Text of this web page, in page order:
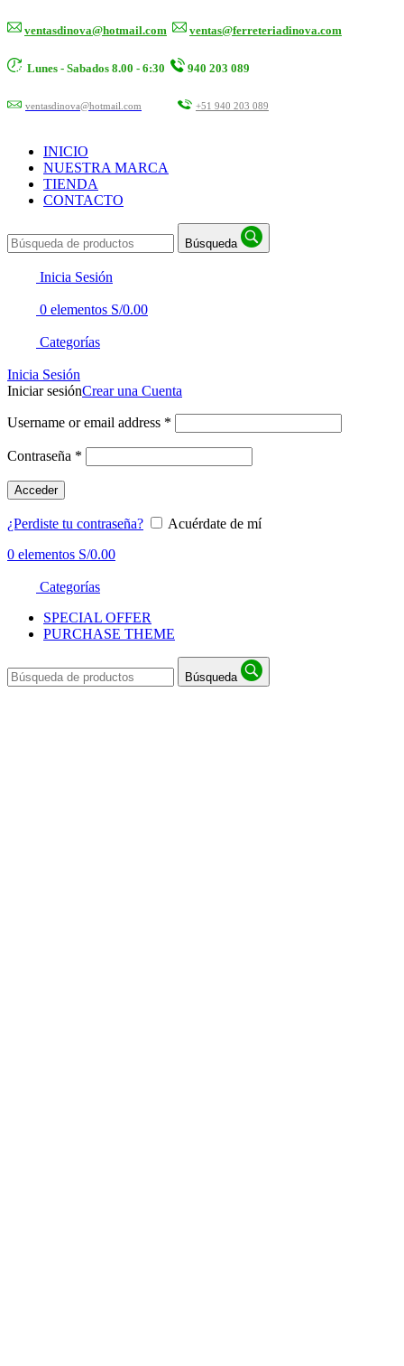
ventasdinova@hotmail.com ventas@ferreteriadinova.com
Lunes - Sabados 8.00 - 6:30 940 203 089
ventasdinova@hotmail.com +51 940 203 089
INICIO
NUESTRA MARCA
TIENDA
CONTACTO
Búsqueda
Inicia Sesión
0 elementos S/0.00
Categorías
Inicia Sesión
Iniciar sesiónCrear una Cuenta
Username or email address *
Contraseña *
Acceder
¿Perdiste tu contraseña?
Acuérdate de mí
0 elementos S/0.00
Categorías
SPECIAL OFFER
PURCHASE THEME
Búsqueda